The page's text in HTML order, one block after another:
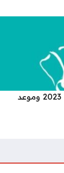
متى العيد الوطني السعودي 2023 وموعد